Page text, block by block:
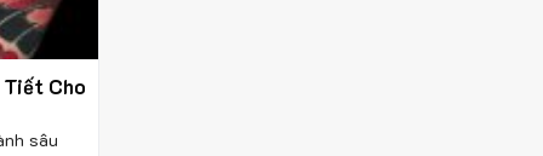
Tiết Cho
sâu